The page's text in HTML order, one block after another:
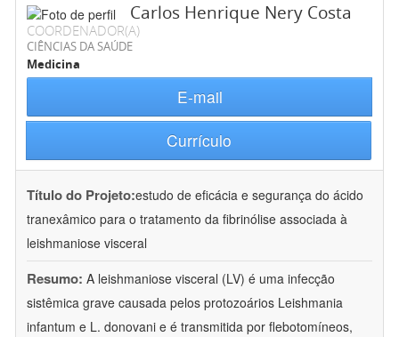
Carlos Henrique Nery Costa
COORDENADOR(A)
CIÊNCIAS DA SAÚDE
Medicina
E-mail
Currículo
Título do Projeto:estudo de eficácia e segurança do ácido
tranexâmico para o tratamento da fibrinólise associada à
leishmaniose visceral
Resumo: A leishmaniose visceral (LV) é uma infecção
sistêmica grave causada pelos protozoários Leishmania
infantum e L. donovani e é transmitida por flebotomíneos,